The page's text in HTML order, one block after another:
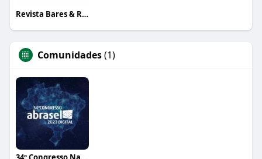
Revista Bares & Restaurantes
Comunidades(1)